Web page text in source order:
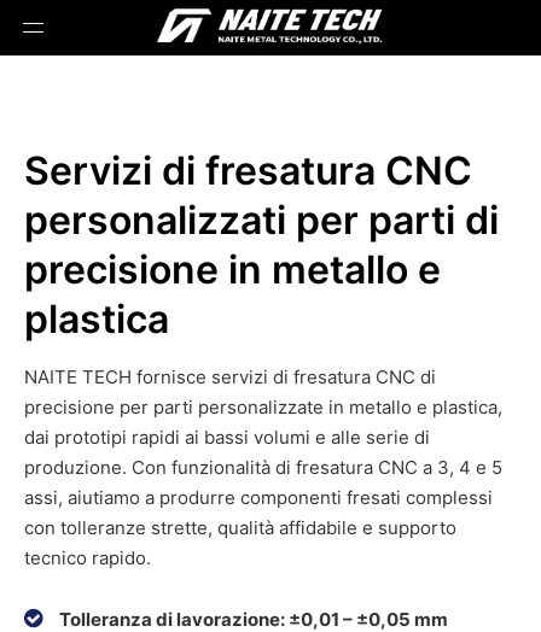
Servizi di fresatura CNC
personalizzati per parti di
precisione in metallo e
plastica
NAITE TECH fornisce servizi di fresatura CNC di
precisione per parti personalizzate in metallo e plastica,
dai prototipi rapidi ai bassi volumi e alle serie di
produzione. Con funzionalità di fresatura CNC a 3, 4 e 5
assi, aiutiamo a produrre componenti fresati complessi
con tolleranze strette, qualità affidabile e supporto
tecnico rapido.
 Tolleranza di lavorazione: ±0,01 – ±0,05 mm